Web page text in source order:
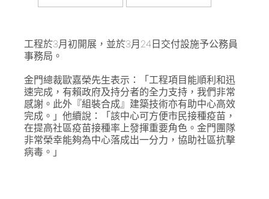
工程於3月初開展，並於3月24日交付設施予公務員
事務局。
金門總裁歐嘉榮先生表示：「工程項目能順利和迅
速完成，有賴政府及持分者的全力支持，我們非常
感謝。此外『組裝合成』建築技術亦有助中心高效
完成。」他續說：「該中心可方便市民接種疫苗，
在提高社區疫苗接種率上發揮重要角色。金門團隊
非常榮幸能夠為中心落成出一分力，協助社區抗擊
病毒。」